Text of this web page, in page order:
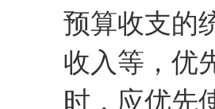
预算收支的
收入等，优
时，应优先